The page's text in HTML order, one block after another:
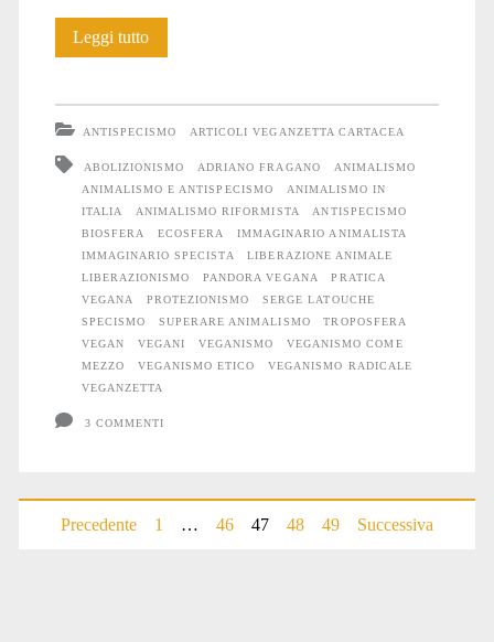
Leggi tutto…
ANTISPECISMO ARTICOLI VEGANZETTA CARTACEA
ABOLIZIONISMO ADRIANO FRAGANO
ANIMALISMO
ANIMALISMO E ANTISPECISMO
ANIMALISMO IN
ITALIA
ANIMALISMO RIFORMISTA
ANTISPECISMO
BIOSFERA
ECOSFERA
IMMAGINARIO ANIMALISTA
IMMAGINARIO SPECISTA
LIBERAZIONE ANIMALE
LIBERAZIONISMO
PANDORA VEGANA
PRATICA
VEGANA
PROTEZIONISMO
SERGE LATOUCHE
SPECISMO
SUPERARE ANIMALISMO
TROPOSFERA
VEGAN
VEGANI VEGANISMO
VEGANISMO COME
MEZZO
VEGANISMO ETICO
VEGANISMO RADICALE
VEGANZETTA
3 COMMENTI
Paginazione
Precedente 1 … 46 47 48 49 Successiva